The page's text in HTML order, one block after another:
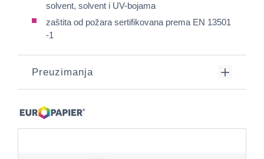
solvent, solvent i UV-bojama
zaštita od požara sertifikovana prema EN 13501
-1
Preuzimanja